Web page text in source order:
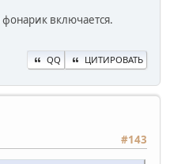
включается.
QQ ЦИТИРОВАТЬ
#143